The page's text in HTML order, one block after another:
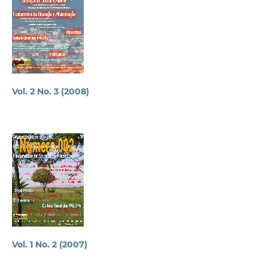
Vol. 2 No. 3 (2008)
Vol. 1 No. 2 (2007)